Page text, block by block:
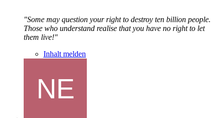
"Some may question your right to destroy ten billion people.
Those who understand realise that you have no right to let
them live!"
Inhalt melden